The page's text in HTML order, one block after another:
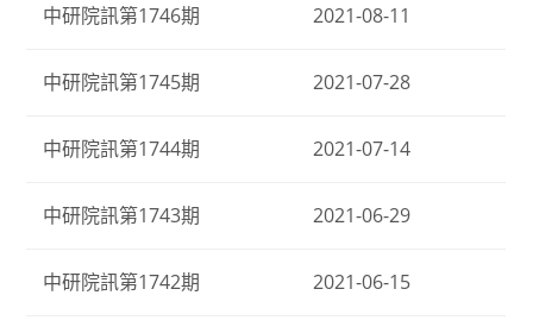
中研院訊第1746期 2021-08-11
中研院訊第1745期 2021-07-28
中研院訊第1744期 2021-07-14
中研院訊第1743期 2021-06-29
中研院訊第1742期 2021-06-15